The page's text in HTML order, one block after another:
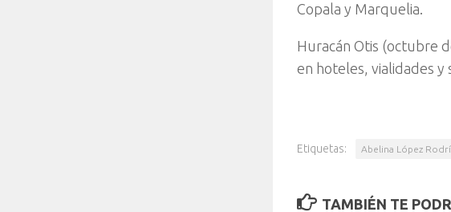
Copala y Marquelia.
Huracán Otis (octubre
en hoteles, vialidades y
Etiquetas: Abelina López
TAMBIÉN TE